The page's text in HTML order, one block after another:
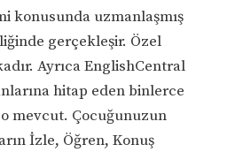
konusunda uzmanlaşmış
gerçekleşir. Özel
Ayrıca EnglishCentral
hitap eden binlerce
mevcut. Çocuğunuzun
İzle, Öğren, Konuş